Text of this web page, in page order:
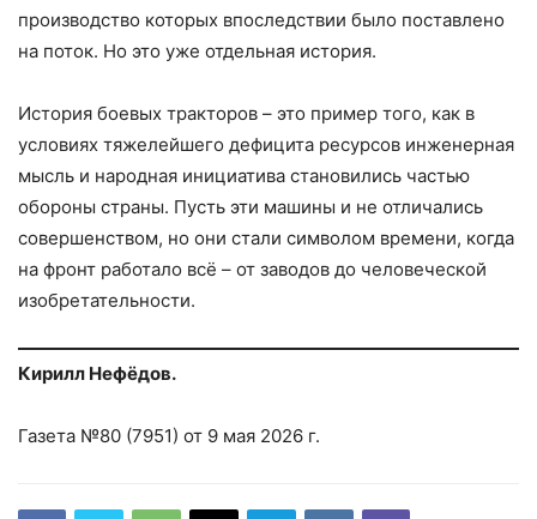
производство которых впоследствии было поставлено
на поток. Но это уже отдельная история.
История боевых тракторов – это пример того, как в
условиях тяжелейшего дефицита ресурсов инженерная
мысль и народная инициатива становились частью
обороны страны. Пусть эти машины и не отличались
совершенством, но они стали символом времени, когда
на фронт работало всё – от заводов до человеческой
изобретательности.
Кирилл Нефёдов.
Газета №80 (7951) от 9 мая 2026 г.